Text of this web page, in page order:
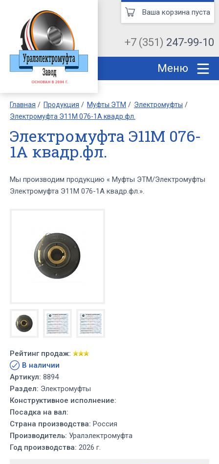
+7 (351) 247-99-10
Ваша корзина пуста
Меню
Главная Продукция Муфты ЭТМ
Электромуфты
Электромуфта Э11М 076-1А квадр.фл.
Электромуфта Э11М 076-
1А квадр.фл.
Мы производим продукцию « Муфты ЭТМ/Электромуфты
Электромуфта Э11М 076-1А квадр.фл.».
Рейтинг продаж:
В наличии
Артикул: 8894
Раздел: Электромуфты
Конструктивное исполнение:
Посадка на вал:
Страна производства: Россия
Производитель: Уралэлектромуфта
Год производства: 2026 г.